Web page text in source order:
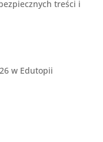
treści i
w Edutopii